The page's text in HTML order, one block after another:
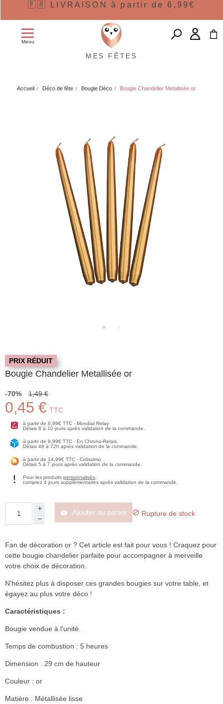
🇫🇷 LIVRAISON à partir de 6,99€
Menu
MES FÊTES
Accueil Déco de fête Bougie Déco Bougie Chandelier Metallisée or
PRIX RÉDUIT
Bougie Chandelier Metallisée or
-70% 1,49 €
0,45 € TTC
à partir de 6,99€ TTC - Mondial Relay
Délais 8 à 10 jours après validation de la commande.
à partir de 9,99€ TTC - En Chrono-Relais.
Délais 48 à 72h après validation de la commande.
à partir de 14,99€ TTC - Colissimo
Délais 5 à 7 jours après validation de la commande.
Pour les produits personnalisés
comptez 4 jours supplémentaires après validation de la commande.
 Ajouter au panier  Rupture de stock
Fan de décoration or ? Cet article est fait pour vous ! Craquez pour
cette bougie chandelier parfaite pour accompagner à merveille
votre choix de décoration.
N'hésitez plus à disposer ces grandes bougies sur votre table, et
égayez au plus votre déco !
Caractéristiques :
Bougie vendue à l'unité.
Temps de combustion : 5 heures
Dimension : 29 cm de hauteur
Couleur : or
Matière : Métallisée lisse